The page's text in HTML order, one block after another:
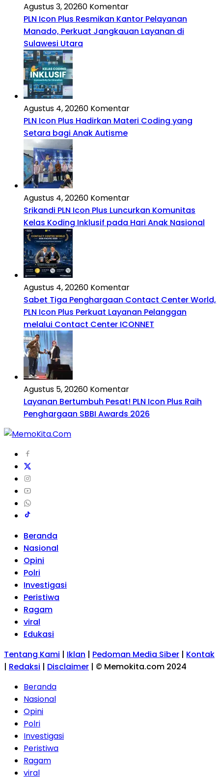
Agustus 3, 20260 Komentar
PLN Icon Plus Resmikan Kantor Pelayanan
Manado, Perkuat Jangkauan Layanan di
Sulawesi Utara
Agustus 4, 20260 Komentar
PLN Icon Plus Hadirkan Materi Coding yang
Setara bagi Anak Autisme
Agustus 4, 20260 Komentar
Srikandi PLN Icon Plus Luncurkan Komunitas
Kelas Koding Inklusif pada Hari Anak Nasional
Agustus 4, 20260 Komentar
Sabet Tiga Penghargaan Contact Center World,
PLN Icon Plus Perkuat Layanan Pelanggan
melalui Contact Center ICONNET
Agustus 5, 20260 Komentar
Layanan Bertumbuh Pesat! PLN Icon Plus Raih
Penghargaan SBBI Awards 2026
Beranda
Nasional
Opini
Polri
Investigasi
Peristiwa
Ragam
viral
Edukasi
Tentang Kami | Iklan | Pedoman Media Siber | Kontak
| Redaksi | Disclaimer | © Memokita.com 2024
Beranda
Nasional
Opini
Polri
Investigasi
Peristiwa
Ragam
viral